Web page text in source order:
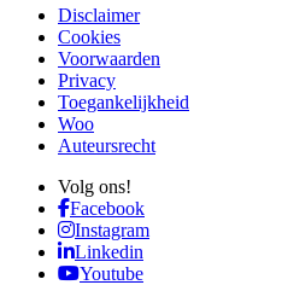
Disclaimer
Cookies
Voorwaarden
Privacy
Toegankelijkheid
Woo
Auteursrecht
Volg ons!
Facebook
Instagram
Linkedin
Youtube